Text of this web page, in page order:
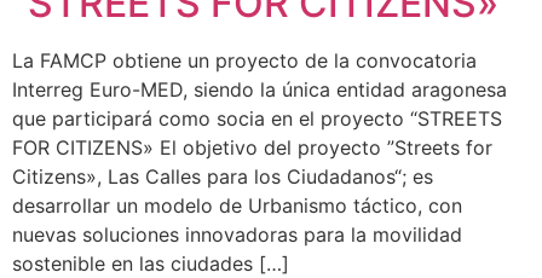
La FAMCP obtiene un proyecto de la convocatoria
Interreg Euro-MED, siendo la única entidad aragonesa
que participará como socia en el proyecto “STREETS
FOR CITIZENS» El objetivo del proyecto ”Streets for
Citizens», Las Calles para los Ciudadanos“; es
desarrollar un modelo de Urbanismo táctico, con
nuevas soluciones innovadoras para la movilidad
sostenible en las ciudades […]